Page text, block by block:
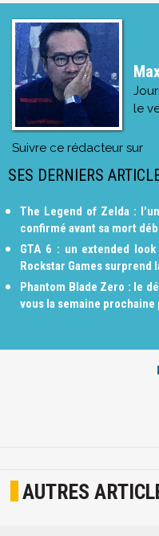
le
Suivre ce rédacteur sur
SES DERNIERS
The Legend of Zelda :
confirmé avant sa mort
GTA 6 : un extended
Rockstar Games surprend
Phantom Blade Zero : le
vous la semaine
AUTRES